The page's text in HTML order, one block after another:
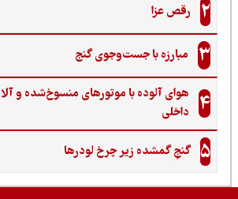
رقص عزا
مبارزه با جست‌وجوی گنج‌
هوای آلوده با موتورهای منسوخ‌شده و
داخلی
گنجِ گمشده زیر چرخ لودرها